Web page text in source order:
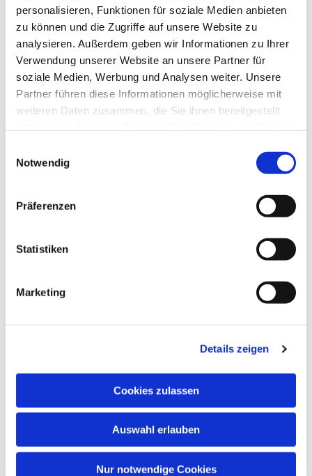
personalisieren, Funktionen für soziale Medien anbieten
zu können und die Zugriffe auf unsere Website zu
analysieren. Außerdem geben wir Informationen zu Ihrer
Verwendung unserer Website an unsere Partner für
soziale Medien, Werbung und Analysen weiter. Unsere
Partner führen diese Informationen möglicherweise mit
weiteren Daten zusammen, die Sie ihnen bereitgestellt
Notwendig
Präferenzen
Statistiken
Marketing
Details zeigen
Cookies zulassen
Auswahl erlauben
Nur notwendige Cookies